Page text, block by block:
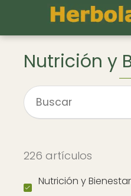
Nutrición y
226 artículos
Nutrición y Bienestar